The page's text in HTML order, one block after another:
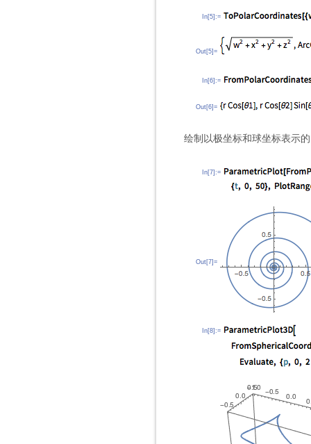
In[5]:=
Out[5]=
In[6]:=
Out[6]=
绘制以极坐标和球坐标表示
In[7]:=
Out[7]=
In[8]:=